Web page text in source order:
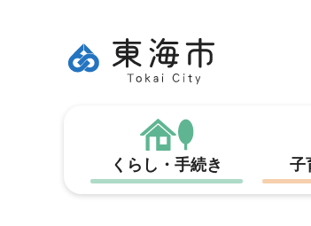
くらし・手続き 子